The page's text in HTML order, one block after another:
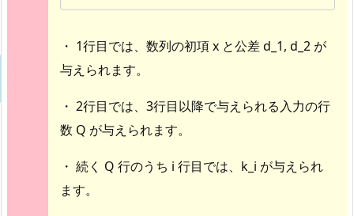
・ 1行目では、数列の初項 x と公差 d_1, d_2 が
与えられます。
・ 2行目では、3行目以降で与えられる入力の行
数 Q が与えられます。
・ 続く Q 行のうち i 行目では、k_i が与えられ
ます。